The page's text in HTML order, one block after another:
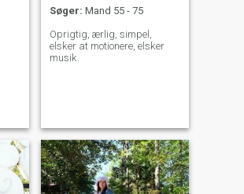
Søger: Mand 55 - 75
Oprigtig, ærlig, simpel,
elsker at motionere, elsker
musik.